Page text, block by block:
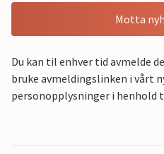
Motta
Du kan til enhver tid avmelde
bruke avmeldingslinken i vårt
personopplysninger i henhold